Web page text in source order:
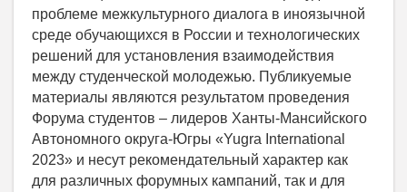
проблеме межкультурного диалога в иноязычной
среде обучающихся в России и технологических
решений для установления взаимодействия
между студенческой молодежью. Публикуемые
материалы являются результатом проведения
Форума студентов – лидеров Ханты-Мансийского
Автономного округа-Югры «Yugra International
2023» и несут рекомендательный характер как
для различных форумных кампаний, так и для